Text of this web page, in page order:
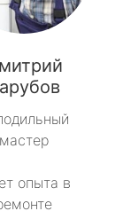
мастер
опыта в